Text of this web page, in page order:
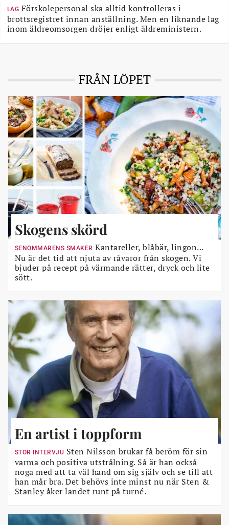
LAG Förskolepersonal ska alltid kontrolleras i
brottsregistret innan anställning. Men en liknande lag
inom äldreomsorgen dröjer enligt äldreministern.
FRÅN LÖPET
Skogens skörd
SENOMMARENS SMAKER Kantareller, blåbär, lingon...
Nu är det tid att njuta av råvaror från skogen. Vi
bjuder på recept på värmande rätter, dryck och lite
sött.
En artist i toppform
STOR INTERVJU Sten Nilsson brukar få beröm för sin
varma och positiva utstrålning. Så är han också
noga med att ta väl hand om sig själv och se till att
han mår bra. Det behövs inte minst nu när Sten &
Stanley åker landet runt på turné.